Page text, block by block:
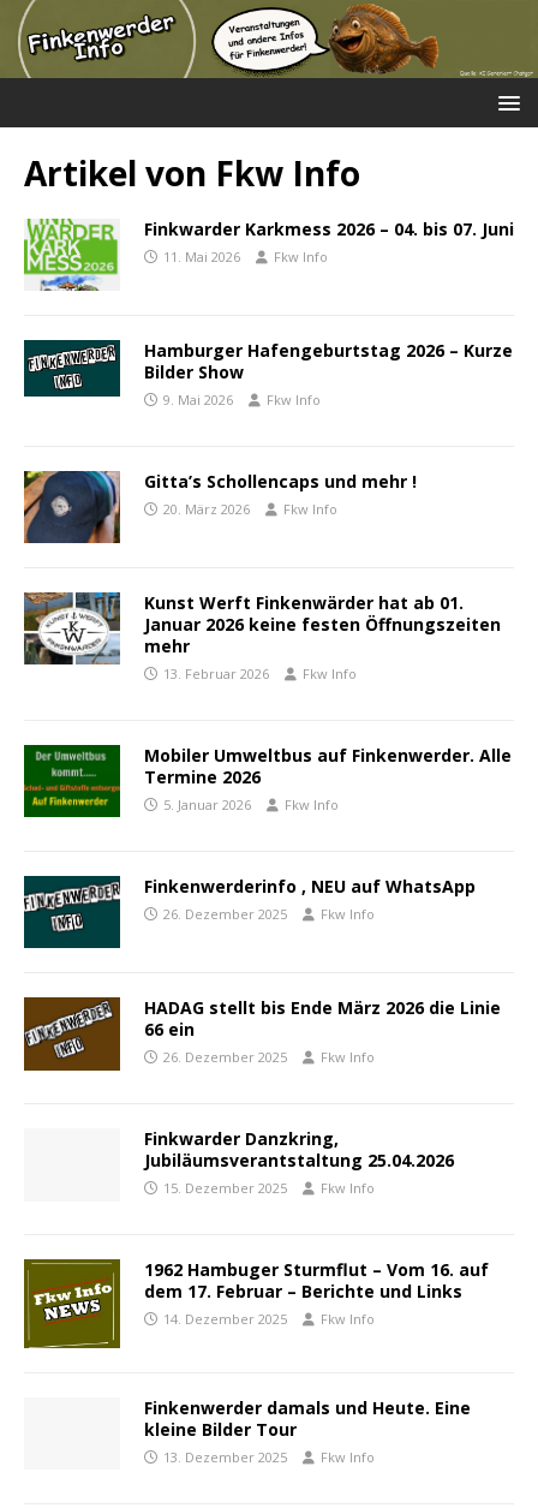
Artikel von Fkw Info
Finkwarder Karkmess 2026 – 04. bis 07. Juni
11. Mai 2026 Fkw Info
Hamburger Hafengeburtstag 2026 – Kurze
Bilder Show
9. Mai 2026 Fkw Info
Gitta’s Schollencaps und mehr !
20. März 2026 Fkw Info
Kunst Werft Finkenwärder hat ab 01.
Januar 2026 keine festen Öffnungszeiten
mehr
13. Februar 2026 Fkw Info
Mobiler Umweltbus auf Finkenwerder. Alle
Termine 2026
5. Januar 2026 Fkw Info
Finkenwerderinfo , NEU auf WhatsApp
26. Dezember 2025 Fkw Info
HADAG stellt bis Ende März 2026 die Linie
66 ein
26. Dezember 2025 Fkw Info
Finkwarder Danzkring,
Jubiläumsverantstaltung 25.04.2026
15. Dezember 2025 Fkw Info
1962 Hambuger Sturmflut – Vom 16. auf
dem 17. Februar – Berichte und Links
14. Dezember 2025 Fkw Info
Finkenwerder damals und Heute. Eine
kleine Bilder Tour
13. Dezember 2025 Fkw Info